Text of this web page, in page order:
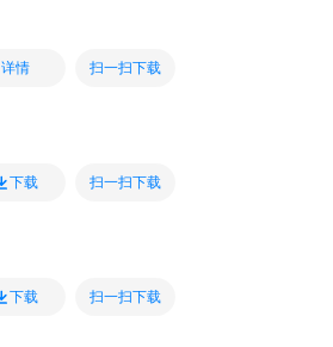
详情 扫一扫下载
下载 扫一扫下载
下载 扫一扫下载